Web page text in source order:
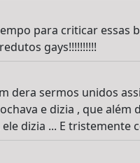
para criticar essas
gays!!!!!!!!!!
dera sermos unidos
e dizia , que
dizia ... E tristemente